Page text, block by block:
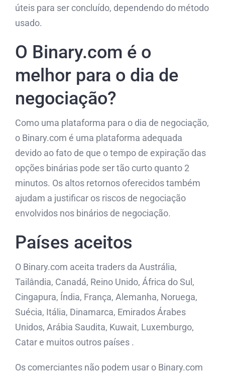
úteis para ser concluído, dependendo do método
usado.
O Binary.com é o
melhor para o dia de
negociação?
Como uma plataforma para o dia de negociação,
o Binary.com é uma plataforma adequada
devido ao fato de que o tempo de expiração das
opções binárias pode ser tão curto quanto 2
minutos. Os altos retornos oferecidos também
ajudam a justificar os riscos de negociação
envolvidos nos binários de negociação.
Países aceitos
O Binary.com aceita traders da Austrália,
Tailândia, Canadá, Reino Unido, África do Sul,
Cingapura, Índia, França, Alemanha, Noruega,
Suécia, Itália, Dinamarca, Emirados Árabes
Unidos, Arábia Saudita, Kuwait, Luxemburgo,
Catar e muitos outros países .
Os comerciantes não podem usar o Binary.com